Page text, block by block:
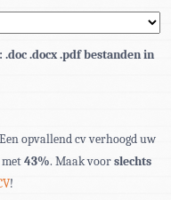
.docx .pdf bestanden in
opvallend cv verhoogd uw
43%. Maak voorslechts
!